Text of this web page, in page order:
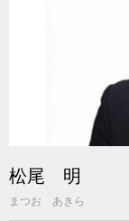
松尾 明
まつお あきら